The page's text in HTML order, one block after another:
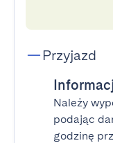
Przyjazd
Należy
podając
godzinę